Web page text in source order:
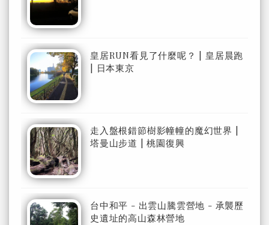
皇居RUN看見了什麼呢？ | 皇居晨跑
| 日本東京
走入盤根錯節樹影幢幢的魔幻世界 |
塔曼山步道 | 桃園復興
台中和平 - 出雲山騰雲營地 - 承襲歷
史遺址的高山森林營地